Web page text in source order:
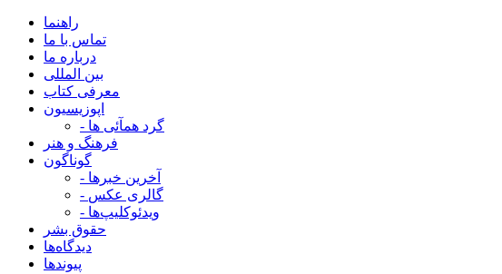
راهنما
تماس با ما
درباره ما
بین المللی
معرفی کتاب
اپوزیسیون
- گرد همآئی ها
فرهنگ و هنر
گوناگون
- آخرین خبرها
- گالری عکس
- ویدئوکلیپ‌ها
حقوق بشر
دیدگاه‌ها
پیوندها